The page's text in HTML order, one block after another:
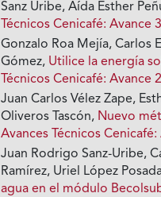
Sanz Uribe, Aída Esther
Técnicos Cenicafé: Avance
Gonzalo Roa Mejía, Carlos
Gómez, Utilice la energía
Técnicos Cenicafé: Avance
Juan Carlos Vélez Zape,
Oliveros Tascón, Nuevo
Avances Técnicos
Juan Rodrigo Sanz-Uribe,
Ramírez, Uriel López
agua en el módulo